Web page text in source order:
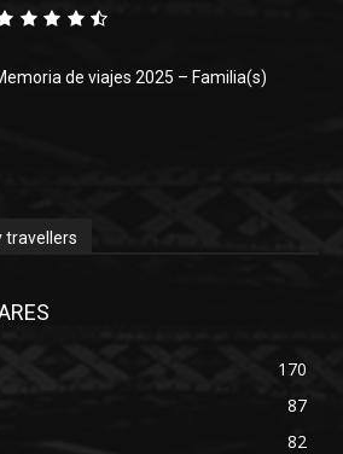
de viajes 2025 – Familia(s)
travellers
170
87
82